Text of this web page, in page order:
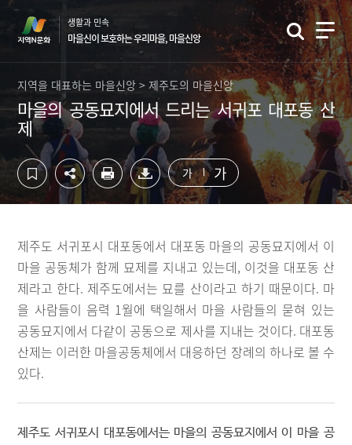
컨
영
바
기
하
역
로
생활과 민속
마을신이 보호하는 우리마을, 마을신앙
지역을 대표하는 마을신앙 > 제주도의 마을신앙
마을의 공동묘지에서 드리는 서귀포 대포동 산
제
가 가
제주도 서귀포시 대포동에서 대포동 마을의 공동묘지에서 이
마을 공동체가 함께 묘제를 지내고 있는데, 이것을 대포동 산
제라고 한다. 제주도에서는 묘를 산이라고 하기 때문이다. 마
을 사람들이 음력 1월에 택일해서 마을 사람들의 묻혀 있는
공동묘지에서 다같이 공동으로 제사를 지내는 것이다. 대포동
산제는 이러한 마을공동체에서 대응하던 장례의 하나로 볼 수
있다.
제주도 서귀포시 대포동에서는 마을의 공동묘지에서 이 마을 공